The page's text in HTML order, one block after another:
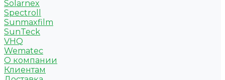
Solarnex
Spectroll
Sunmaxfilm
SunTeck
VHQ
Wematec
О компании
Клиентам